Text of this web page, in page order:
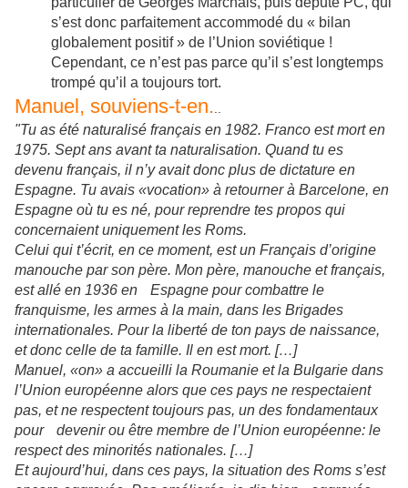
s’est donc parfaitement accommodé du « bilan
globalement positif » de l’Union soviétique !
Cependant, ce n’est pas parce qu’il s’est longtemps
trompé qu’il a toujours tort.
Manuel, souviens-t-en.
"Tu as été naturalisé français en 1982. Franco est mort en
1975. Sept ans avant ta naturalisation. Quand tu es
devenu français, il n’y avait donc plus de dictature en
Espagne. Tu avais «vocation» à retourner à Barcelone, en
Espagne où tu es né, pour reprendre tes propos qui
concernaient uniquement les Roms.
Celui qui t’écrit, en ce moment, est un Français d’origine
manouche par son père. Mon père, manouche et français,
est allé en 1936 en Espagne pour combattre le
franquisme, les armes à la main, dans les Brigades
internationales. Pour la liberté de ton pays de naissance,
et donc celle de ta famille. Il en est mort. […]
Manuel, «on» a accueilli la Roumanie et la Bulgarie dans
l’Union européenne alors que ces pays ne respectaient
pas, et ne respectent toujours pas, un des fondamentaux
pour devenir ou être membre de l’Union européenne: le
respect des minorités nationales. […]
Et aujourd’hui, dans ces pays, la situation des Roms s’est